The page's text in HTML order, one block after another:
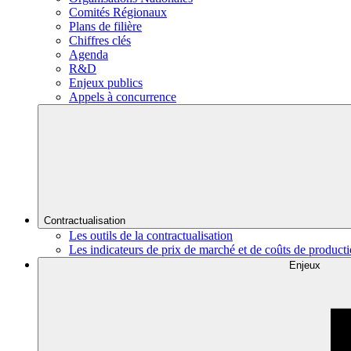
Comités Régionaux
Plans de filière
Chiffres clés
Agenda
R&D
Enjeux publics
Appels à concurrence
Contractualisation
Les outils de la contractualisation
Les indicateurs de prix de marché et de coûts de
Enjeux